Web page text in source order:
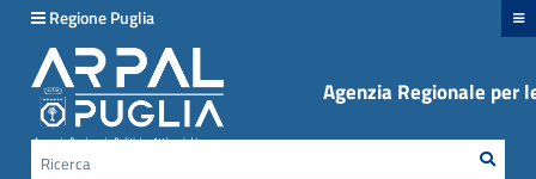
Regione Puglia
Agenzia Regionale per
menu
Disposizioni
generali